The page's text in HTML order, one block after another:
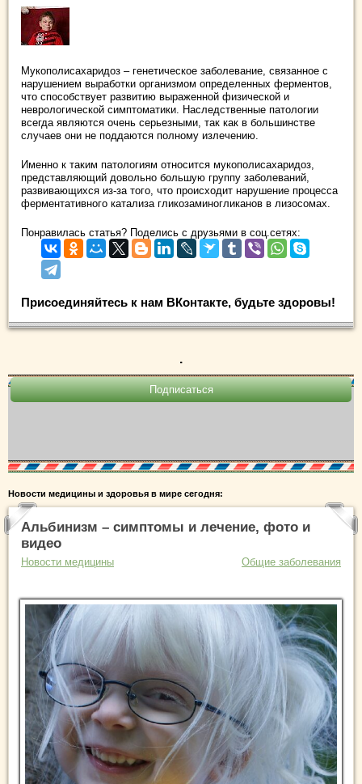
Мукополисахаридоз – генетическое заболевание, связанное с
нарушением выработки организмом определенных ферментов,
что способствует развитию выраженной физической и
неврологической симптоматики. Наследственные патологии
всегда являются очень серьезными, так как в большинстве
случаев они не поддаются полному излечению.
Именно к таким патологиям относится мукополисахаридоз,
представляющий довольно большую группу заболеваний,
развивающихся из-за того, что происходит нарушение процесса
ферментативного катализа гликозаминогликанов в лизосомах.
Понравилась статья? Поделись с друзьями в соц.сетях:
Присоединяйтесь к нам ВКонтакте, будьте здоровы!
.
Новости медицины и здоровья в мире сегодня:
Альбинизм – симптомы и лечение, фото и
видео
Новости медицины Общие заболевания